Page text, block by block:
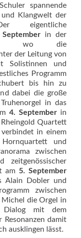
spannende
und Klangwelt der
eigentliche
in der
wo die
der Leitung von
Solistinnen und
Programm
bis hin zu
dabei die große
in das
4. September in
Quartett
in einem
und
zwischen
zeitgenössischer
am 5. September
Alain Dobler und
zwischen
die Orgel in
Dialog mit dem
damit
ausklingen lässt.